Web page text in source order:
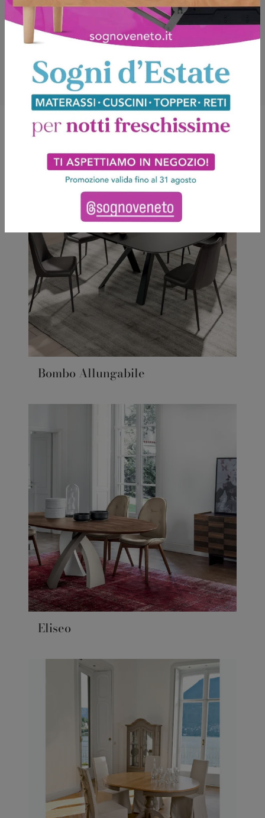
Potrebbero piacerti anche
Bombo Allungabile
Eliseo